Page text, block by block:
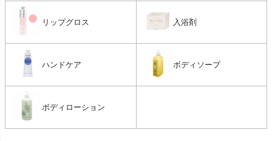
リップグロス 入浴剤
ハンドケア ボディソープ
ボディローション